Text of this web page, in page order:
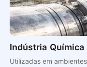
Indústria Química
Utilizadas em